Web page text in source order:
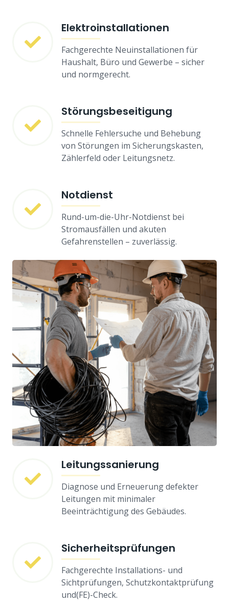
Elektroinstallationen
Fachgerechte Neuinstallationen für
Haushalt, Büro und Gewerbe – sicher
und normgerecht.
Störungsbeseitigung
Schnelle Fehlersuche und Behebung
von Störungen im Sicherungskasten,
Zählerfeld oder Leitungsnetz.
Notdienst
Rund-um-die-Uhr-Notdienst bei
Stromausfällen und akuten
Gefahrenstellen – zuverlässig.
Leitungssanierung
Diagnose und Erneuerung defekter
Leitungen mit minimaler
Beeinträchtigung des Gebäudes.
Sicherheitsprüfungen
Fachgerechte Installations- und
Sichtprüfungen, Schutzkontaktprüfung
und(FE)-Check.